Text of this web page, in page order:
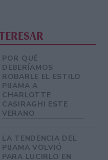
POR QUÉ
DEBERÍAMOS
ROBARLE EL ESTILO
PIJAMA A
CHARLOTTE
CASIRAGHI ESTE
VERANO
LA TENDENCIA DEL
PIJAMA VOLVIÓ
PARA LUCIRLO EN